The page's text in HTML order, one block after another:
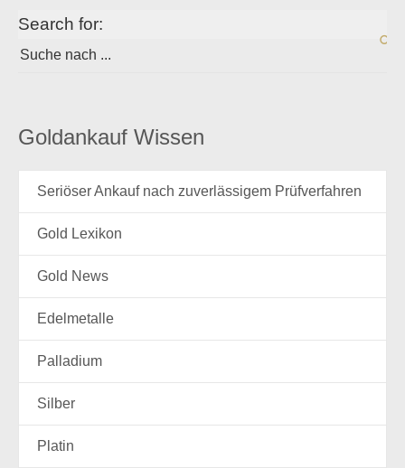
Search for:
Goldankauf Wissen
Seriöser Ankauf nach zuverlässigem Prüfverfahren
Gold Lexikon
Gold News
Edelmetalle
Palladium
Silber
Platin